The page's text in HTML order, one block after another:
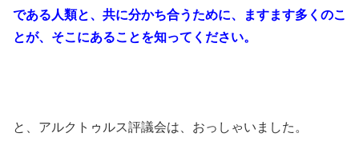
である人類と、共に分かち合うために、ますます多くのこ
とが、そこにあることを知ってください。
と、アルクトゥルス評議会は、おっしゃいました。